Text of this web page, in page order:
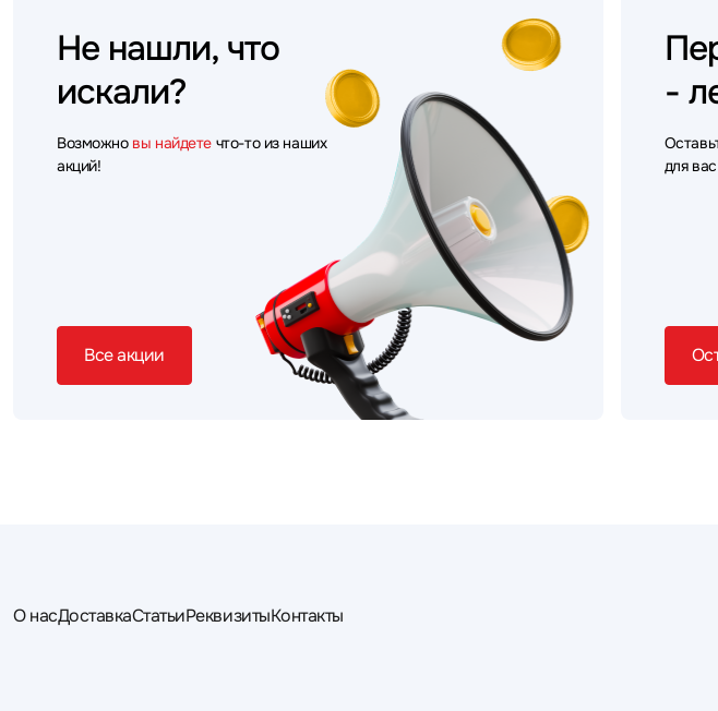
Не нашли, что
искали?
Возможно вы найдете что-то из наших
акций!
Все акции
-
для вас
О насДоставкаСтатьиРеквизитыКонтакты